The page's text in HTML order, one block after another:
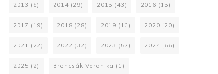
2013 (8) 2014 (29) 2015 (43) 2016 (15)
2017 (19) 2018 (28) 2019 (13) 2020 (20)
2021 (22) 2022 (32) 2023 (57) 2024 (66)
2025 (2) Brencsák Veronika (1)